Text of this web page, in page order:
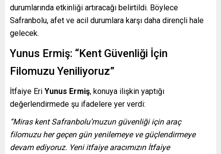
durumlarında etkinliği artıracağı belirtildi. Böylece
Safranbolu, afet ve acil durumlara karşı daha dirençli hale
gelecek.
Yunus Ermiş: “Kent Güvenliği İçin
Filomuzu Yeniliyoruz”
İtfaiye Eri Yunus Ermiş, konuya ilişkin yaptığı
değerlendirmede şu ifadelere yer verdi:
“Miras kent Safranbolu’muzun güvenliği için araç
filomuzu her geçen gün yenilemeye ve güçlendirmeye
devam ediyoruz. Yeni itfaiye aracımızın İtfaiye